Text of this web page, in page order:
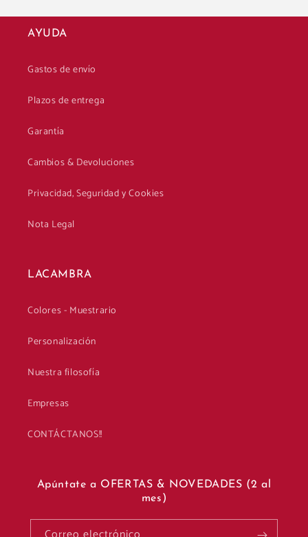
AYUDA
Gastos de envío
Plazos de entrega
Garantía
Cambios & Devoluciones
Privacidad, Seguridad y Cookies
Nota Legal
LACAMBRA
Colores - Muestrario
Personalización
Nuestra filosofía
Empresas
CONTÁCTANOS!!
Apúntate a OFERTAS & NOVEDADES (2 al
mes)